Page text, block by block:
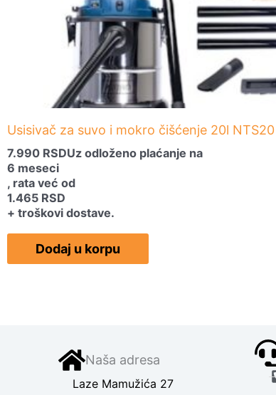
Usisivač za suvo i mokro čišćenje 20l
7.990 RSDUz odloženo plaćanje na
6 meseci
, rata već od
1.465 RSD
+ troškovi dostave.
Dodaj u korpu
Naša adresa
Laze Mamužića 27